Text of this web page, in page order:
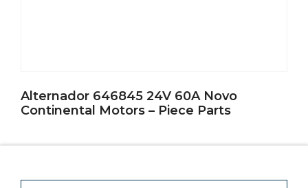
Alternador 646845 24V 60A Novo
Continental Motors – Piece Parts